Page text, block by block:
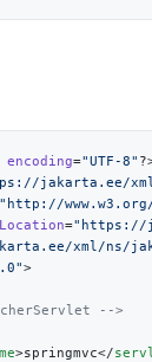
encoding="UTF-8"
=
>springmvc</